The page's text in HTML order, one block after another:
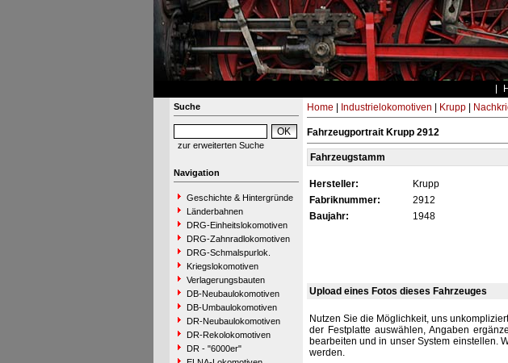
Suche
zur erweiterten Suche
Navigation
Geschichte & Hintergründe
Länderbahnen
DRG-Einheitslokomotiven
DRG-Zahnradlokomotiven
DRG-Schmalspurlok.
Kriegslokomotiven
Verlagerungsbauten
DB-Neubaulokomotiven
DB-Umbaulokomotiven
DR-Neubaulokomotiven
DR-Rekolokomotiven
DR - "6000er"
Home Industrielokomotiven Krupp|
Fahrzeugportrait Krupp 2912
Fahrzeugstamm
Hersteller: Krupp
Fabriknummer:
2912
Baujahr:
1948
Upload eines Fotos dieses Fahrzeuges
Nutzen Sie die Möglichkeit, uns
der Festplatte auswählen, Angaben
bearbeiten und in unser System einstellen.
werden.